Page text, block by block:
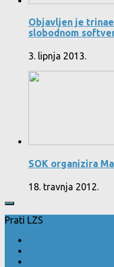
Objavljen je
slobodnom
3. lipnja 2013.
SOK organizira
18. travnja 2012.
Prati LZS